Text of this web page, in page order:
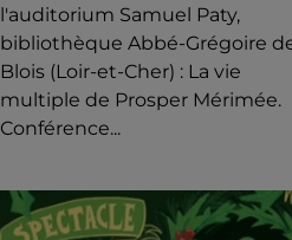
l'auditorium Samuel Paty,
bibliothèque Abbé-Grégoire
Blois (Loir-et-Cher) : La vie
multiple de Prosper Mérimée.
Conférence...